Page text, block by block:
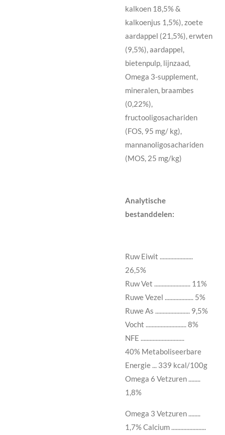
kalkoen 18,5% &
kalkoenjus 1,5%), zoete
aardappel (21,5%), erwten
(9,5%), aardappel,
bietenpulp, lijnzaad,
Omega 3-supplement,
mineralen, braambes
(0,22%),
fructooligosachariden
(FOS, 95 mg/ kg),
mannanoligosachariden
(MOS, 25 mg/kg)
Analytische
bestanddelen:
Ruw Eiwit ......................
26,5%
Ruw Vet ........................ 11%
Ruwe Vezel ................... 5%
Ruwe As ....................... 9,5%
Vocht ........................... 8%
NFE .............................
40% Metaboliseerbare
Energie ... 339 kcal/100g
Omega 6 Vetzuren ........
1,8%
Omega 3 Vetzuren ........
1,7% Calcium .......................